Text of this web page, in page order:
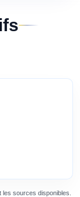
sources disponibles.